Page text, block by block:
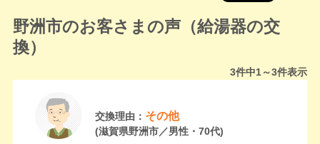
野洲市のお客さまの声（給湯器の交
換）
3件中1～3件表示
交換理由： その他
(滋賀県野洲市／男性・70代)